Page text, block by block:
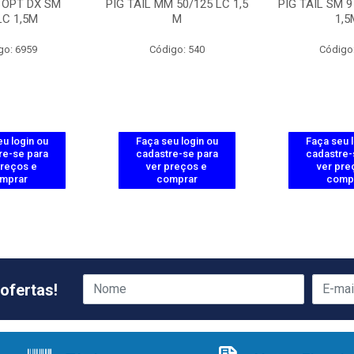
DX SM
1,5M
6959
login ou
se para
e
PIG TAIL MM 50/125 LC 1,5
M
Código: 540
Faça seu login ou
cadastre-se para
ver preços e
comprar
PIG TAIL SM
Faça seu
ver